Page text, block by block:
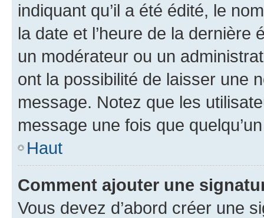
indiquant qu’il a été édité, le
la date et l’heure de la dernière
un modérateur ou un
ont la possibilité de laisser une
message. Notez que les
message une fois que
Haut
Comment ajouter une
Vous devez d’abord créer une